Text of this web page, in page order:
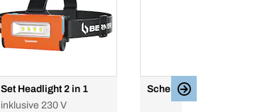
Set Headlight 2 in 1
inklusive 230 V
Scheibenreiniger